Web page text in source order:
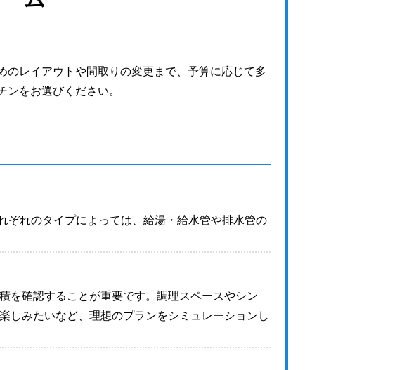
レイアウトや間取りの変更まで、予算に応じて多
をお選びください。
ぞれのタイプによっては、給湯・給水管や排水管の
を確認することが重要です。調理スペースやシン
しみたいなど、理想のプランをシミュレーションし